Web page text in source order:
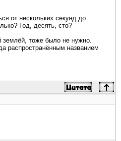
от нескольких секунд до
Год, десять, сто?
землёй, тоже было не нужно.
распространённым названием